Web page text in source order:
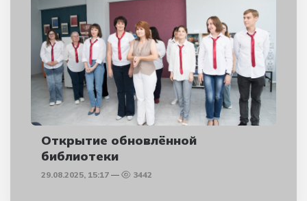
Открытие обновлённой
библиотеки
29.08.2025, 15:17 3442